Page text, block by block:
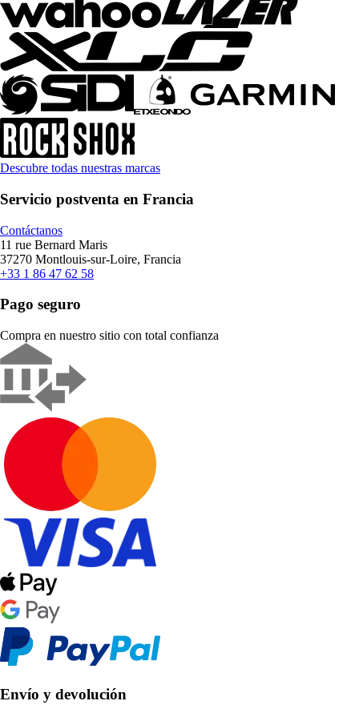
Descubre todas nuestras marcas
Servicio postventa en Francia
Contáctanos
11 rue Bernard Maris
37270 Montlouis-sur-Loire, Francia
+33 1 86 47 62 58
Pago seguro
Compra en nuestro sitio con total confianza
Envío y devolución